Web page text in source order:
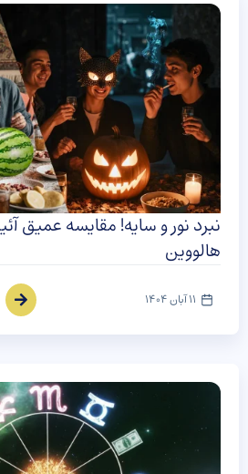
نبرد نور و سایه! مقایسه عمیق
هالووین
11 آبان 1404